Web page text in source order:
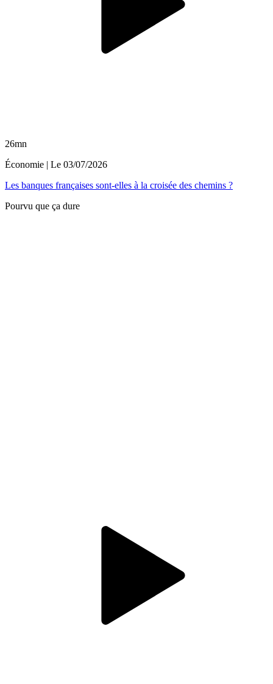
26mn
Économie | Le 03/07/2026
Les banques françaises sont-elles à la croisée des chemins ?
Pourvu que ça dure